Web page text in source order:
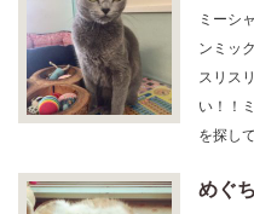
ンミッ
スリス
い！！
を探し
めぐち